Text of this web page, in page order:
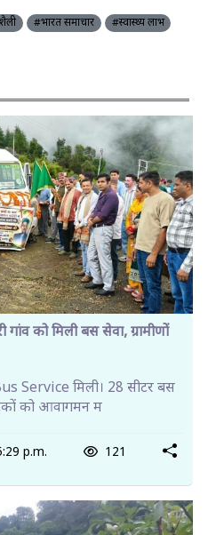
#भारत समाचार #स्वास्थ्य लाभ
को मिली बस सेवा, ग्रामीणों
Service मिली। 28 सीटर बस
को आवागमन म
p.m. 121